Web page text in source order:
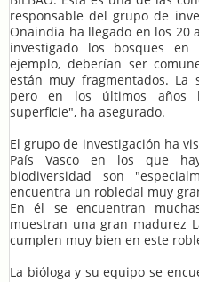
responsable del grupo de
Onaindia ha llegado en los 20
investigado los bosques en
ejemplo, deberían ser
están muy fragmentados. La
pero en los últimos años
superficie", ha asegurado.
El grupo de investigación ha
País Vasco en los que
biodiversidad son
encuentra un robledal muy
En él se encuentran
muestran una gran madurez
cumplen muy bien en este
La bióloga y su equipo se